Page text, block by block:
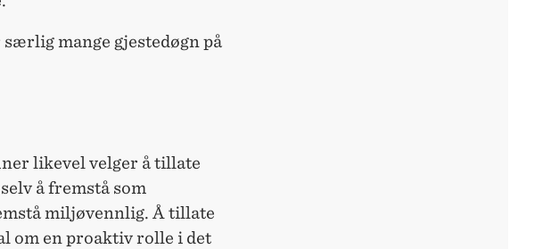
mange gjestedøgn på
likevel velger å tillate
å fremstå som
miljøvennlig. Å tillate
om en proaktiv rolle i det